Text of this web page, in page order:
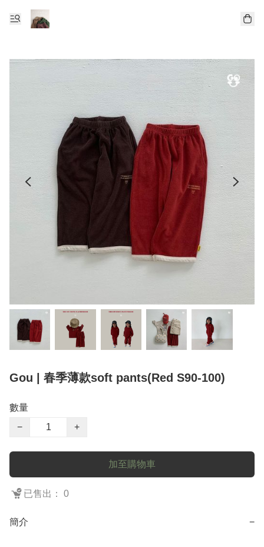
Gou | 春季薄款soft pants(Red S90-100)
數量
−
+
加至購物車
已售出： 0
簡介 −